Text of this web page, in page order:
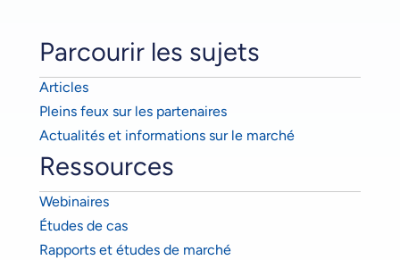
Parcourir les sujets
Articles
Pleins feux sur les partenaires
Actualités et informations sur le marché
Ressources
Webinaires
Études de cas
Rapports et études de marché